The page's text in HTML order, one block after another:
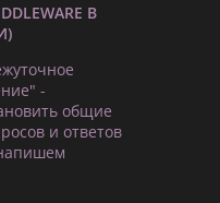
В
-
общие
и ответов